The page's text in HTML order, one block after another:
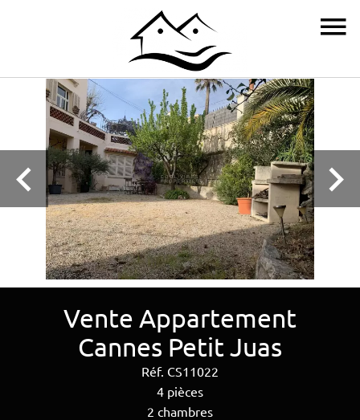
Vente Appartement
Cannes Petit Juas
Réf. CS11022
4 pièces
2 chambres